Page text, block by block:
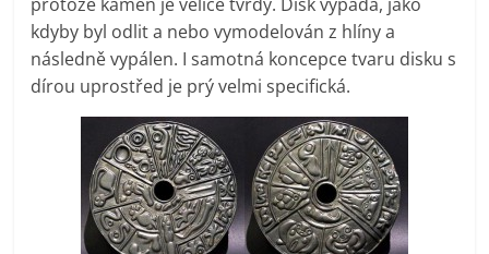
protože kámen je velice tvrdý. Disk vypadá, jako
kdyby byl odlit a nebo vymodelován z hlíny a
následně vypálen. I samotná koncepce tvaru disku s
dírou uprostřed je prý velmi specifická.